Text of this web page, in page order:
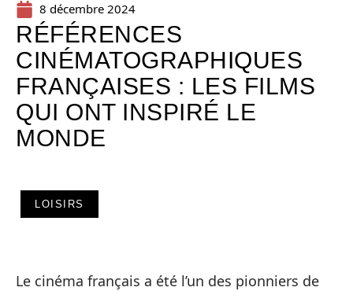
8 décembre 2024
RÉFÉRENCES
CINÉMATOGRAPHIQUES
FRANÇAISES : LES FILMS
QUI ONT INSPIRÉ LE
MONDE
LOISIRS
Le cinéma français a été l’un des pionniers de